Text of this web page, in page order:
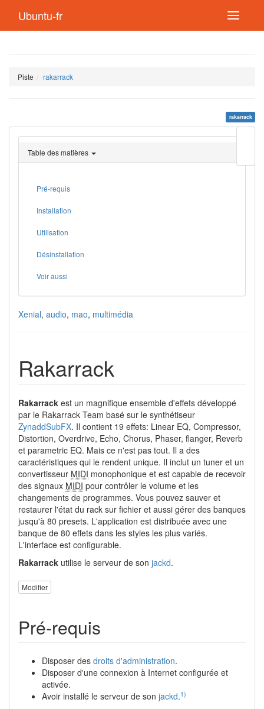
Ubuntu-fr
Piste rakarrack
rakarrack
page
Table des matières
Pré-requis
Installation
Utilisation
Désinstallation
Voir aussi
Xenial, audio, mao, multimédia
Rakarrack
Rakarrack est un magnifique ensemble d'effets développé
par le Rakarrack Team basé sur le synthétiseur
ZynaddSubFX. Il contient 19 effets: Linear EQ, Compressor,
Distortion, Overdrive, Echo, Chorus, Phaser, flanger, Reverb
et parametric EQ. Mais ce n'est pas tout. Il a des
caractéristiques qui le rendent unique. Il inclut un tuner et un
convertisseur MIDI monophonique et est capable de recevoir
des signaux MIDI pour contrôler le volume et les
changements de programmes. Vous pouvez sauver et
restaurer l'état du rack sur fichier et aussi gérer des banques
jusqu'à 80 presets. L'application est distribuée avec une
banque de 80 effets dans les styles les plus variés.
L'interface est configurable.
Rakarrack utilise le serveur de son jackd.
Modifier
Pré-requis
Disposer des droits d'administration.
Disposer d'une connexion à Internet configurée et
activée.
Avoir installé le serveur de son jackd.1)